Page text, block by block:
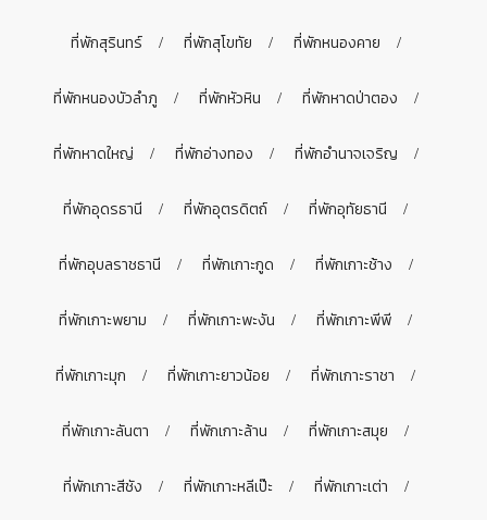
ที่พักสุรินทร์ ที่พักสุโขทัย ที่พักหนองคาย
ที่พักหนองบัวลำภู ที่พักหัวหิน ที่พักหาดป่าตอง
ที่พักหาดใหญ่ ที่พักอ่างทอง ที่พักอำนาจเจริญ
ที่พักอุดรธานี ที่พักอุตรดิตถ์ ที่พักอุทัยธานี
ที่พักอุบลราชธานี ที่พักเกาะกูด ที่พักเกาะช้าง
ที่พักเกาะพยาม ที่พักเกาะพะงัน ที่พักเกาะพีพี
ที่พักเกาะมุก ที่พักเกาะยาวน้อย ที่พักเกาะราชา
ที่พักเกาะลันตา ที่พักเกาะล้าน ที่พักเกาะสมุย
ที่พักเกาะสีชัง ที่พักเกาะหลีเป๊ะ ที่พักเกาะเต่า